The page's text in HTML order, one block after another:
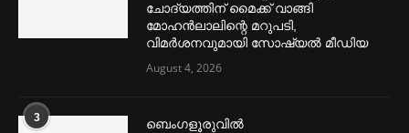
ചോദ്യത്തിന് മൈക്ക് വാങ്ങി
മോഹൻലാലിന്റെ മറുപടി,
വിമര്‍ശനവുമായി സോഷ്യല്‍ മീഡിയ
August 4, 2026
3
ബെംഗളൂരുവില്‍